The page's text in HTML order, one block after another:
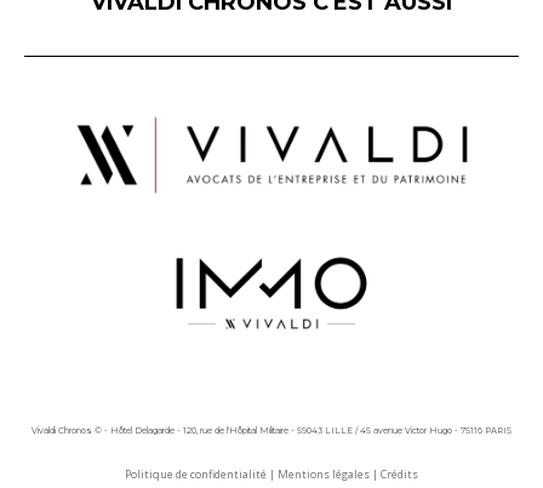
Vivaldi Chronos © - Hôtel Delagarde - 120, rue de l'Hôpital Militaire - 59043 LILLE / 45 avenue Victor Hugo - 75116 PARIS
Politique de confidentialité | Mentions légales | Crédits